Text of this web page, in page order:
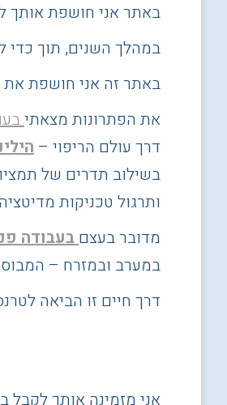
באתר אני חושפת אותך
במהלך השנים, תוך כדי
באתר זה אני חושפת
את הפתרונות מצאתי
דרך עולם הריפוי –
בשילוב תדרים של
ותרגול טכניקות
מדובר בעצם בעבודה
במערב ובמזרח –
דרך חיים זו הביאה
אני מזמינה אותך לקבל